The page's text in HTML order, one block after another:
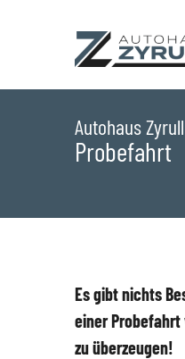
Startseite
Saarlouis
Saarwellingen
Marken
Autohaus Zyrull
Probefahrt
Es gibt nichts
einer Probefahrt
zu überzeugen!